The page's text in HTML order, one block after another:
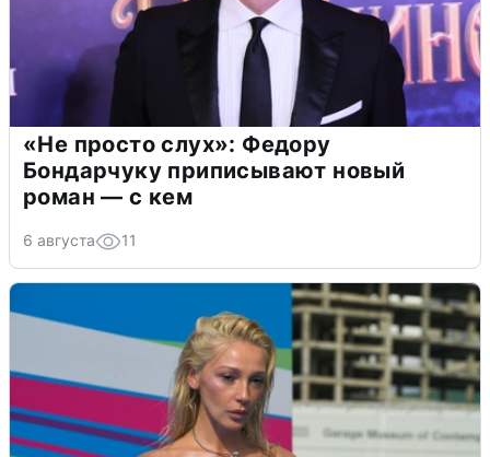
«Не просто слух»: Федору
Бондарчуку приписывают новый
роман — с кем
6 августа 11